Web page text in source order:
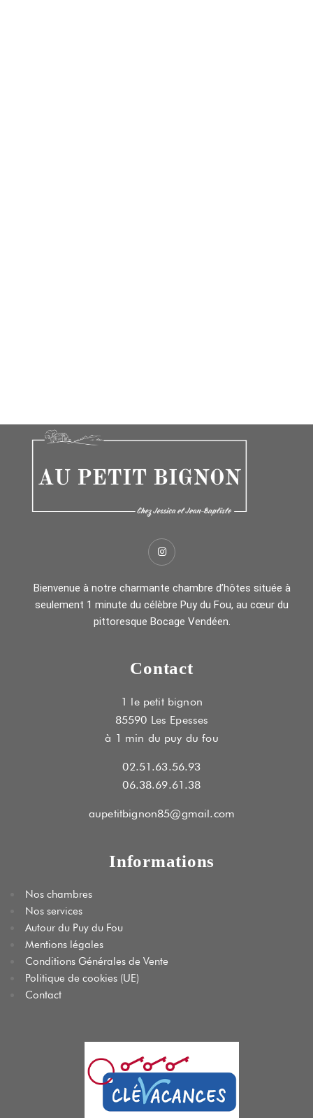
Bienvenue à notre charmante chambre d’hôtes située à
seulement 1 minute du célèbre Puy du Fou, au cœur du
pittoresque Bocage Vendéen.
Contact
1 le petit bignon
85590 Les Epesses
à 1 min du puy du fou
02.51.63.56.93
06.38.69.61.38
aupetitbignon85@gmail.com
Informations
Nos chambres
Nos services
Autour du Puy du Fou
Mentions légales
Conditions Générales de Vente
Politique de cookies (UE)
Contact